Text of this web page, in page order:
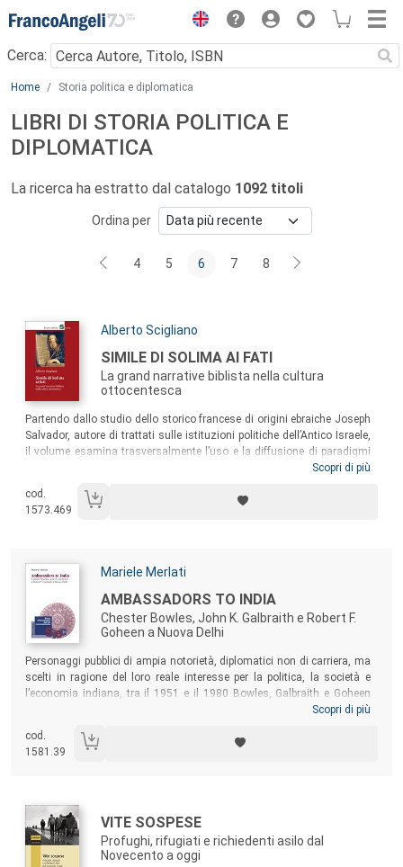
Menu
Cerca:
Main content
Home Storia politica e diplomatica
LIBRI DI STORIA POLITICA E
DIPLOMATICA
La ricerca ha estratto dal catalogo 1092 titoli
Ordina per
4 5 6 7 8
Autori:
Alberto Scigliano
Titolo:
SIMILE DI SOLIMA AI FATI
La grand narrative biblista nella cultura
ottocentesca
Sommario:
Partendo dallo studio dello storico francese di origini ebraiche Joseph
Salvador, autore di trattati sulle istituzioni politiche dell’Antico Israele,
il volume esamina trasversalmente l’uso e la diffusione di paradigmi
veterotestamentari nella cultura del XIX secolo. Il libro indaga inoltre le
abbiano giocato un ruolo centrale nella costruzione di filosofie della
storia, di idee inerenti alla politica radicale e nell’ascesa del sionismo.
Scopri di più
cod.
1573.469
Autori:
Mariele Merlati
Titolo:
AMBASSADORS TO INDIA
Chester Bowles, John K. Galbraith e Robert F.
Goheen a Nuova Delhi
Sommario:
Personaggi pubblici di ampia notorietà, diplomatici non di carriera, ma
scelti in ragione del loro reale interesse per la politica, la società e
l’economia indiana, tra il 1951 e il 1980 Bowles, Galbraith e Goheen
sono stati attori centrali della politica americana in India e interlocutori
Paesi. Il volume ricostruisce, sulla base di fonti edite e inedite, queste
tre esperienze diplomatiche, ripercorrendo il tema delle relazioni indo-
Scopri di più
cod.
1581.39
Autori:
Titolo:
VITE SOSPESE
Profughi, rifugiati e richiedenti asilo dal
Novecento a oggi